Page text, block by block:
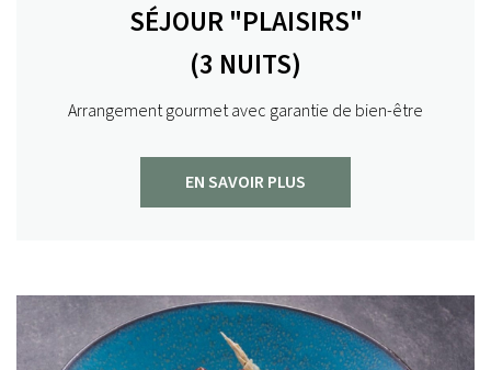
SÉJOUR "PLAISIRS"
(3 NUITS)
Arrangement gourmet avec garantie de bien-être
EN SAVOIR PLUS